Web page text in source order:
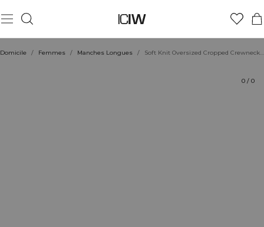
Domicile / Femmes / Manches Longues / Soft Knit Oversized Cropped Crewneck Light Beige
0 / 0